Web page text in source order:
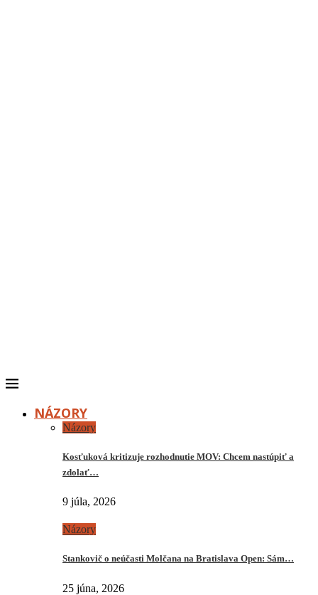
NÁZORY
Názory
Kosťuková kritizuje rozhodnutie MOV: Chcem nastúpiť a
zdolať…
9 júla, 2026
Názory
Stankovič o neúčasti Molčana na Bratislava Open: Sám…
25 júna, 2026